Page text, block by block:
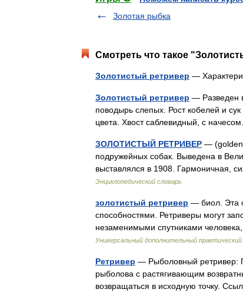
Золотая рыбка
Смотреть что такое
Золотистый ретривер —
Золотистый ретривер — Разведен
поводырь слепых. Рост кобелей и
цвета. Хвост саблевидный, с
ЗОЛОТИСТЫЙ РЕТРИВЕР — (golden
подружейных собак. Выведена в
выставлялся в 1908. Гармоничная,
Энциклопедический словарь
золотистый ретривер — биол. Эта
способностями. Ретриверы могут
незаменимыми спутниками
Универсальный дополнительный
Ретривер — Рыболовный ретривер:
рыболова с растягивающим
возвращаться в исходную точку.